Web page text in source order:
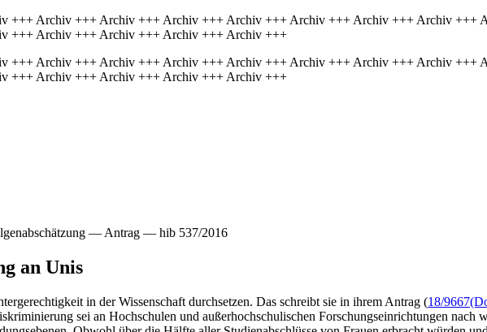
+++ Archiv +++ Archiv +++ Archiv +++ Archiv +++ Archiv +++ Archiv +++ Archiv
+++ Archiv +++ Archiv +++ Archiv +++ Archiv +++
+++ Archiv +++ Archiv +++ Archiv +++ Archiv +++ Archiv +++ Archiv +++ Archiv
+++ Archiv +++ Archiv +++ Archiv +++ Archiv +++
— Antrag — hib 537/2016
an Unis
in der Wissenschaft durchsetzen. Das schreibt sie in ihrem Antrag (18/9667
sei an Hochschulen und außerhochschulischen Forschungseinrichtungen